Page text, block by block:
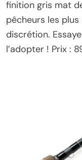
finition gris mat
pêcheurs les
discrétion.
l’adopter ! Prix :